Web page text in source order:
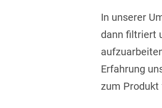
In unserer
dann filtriert
Erfahrung
zum